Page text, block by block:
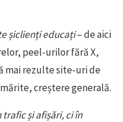
șiclienți educați– de aici
peel-urilor fără X,
mai rezulte site-uri de
creștere generală.
trafic și afișări, ci în